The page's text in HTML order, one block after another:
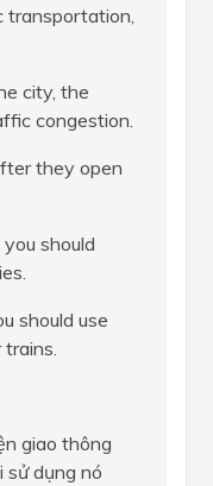
transportation,
city, the
congestion.
they open
should
should use
giao thông
sử dụng nó